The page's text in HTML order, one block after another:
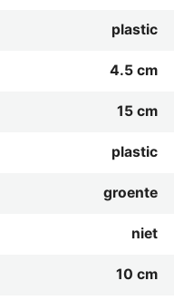
plastic
4.5 cm
15 cm
plastic
groente
niet
10 cm